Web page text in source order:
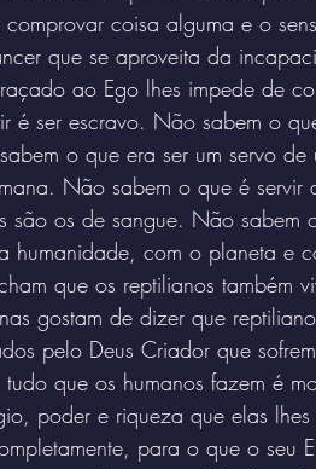
coisa alguma e o
que se aproveita da
ao Ego lhes impede de
é ser escravo. Não sabem o
o que era ser um servo
Não sabem o que é
são os de sangue. Não
humanidade, com o planeta e
que os reptilianos também
gostam de dizer que
pelo Deus Criador que
que os humanos fazem é
poder e riqueza que elas
para o que o seu